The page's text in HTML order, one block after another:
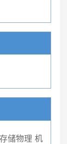
储物理 机